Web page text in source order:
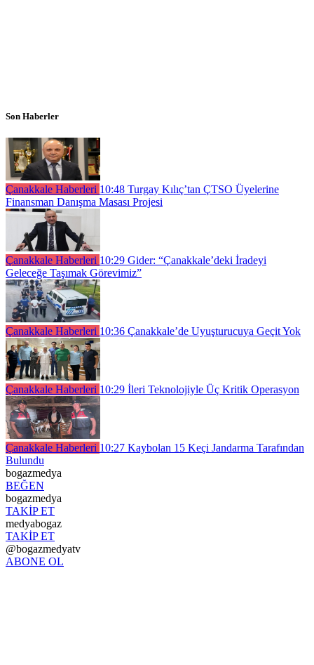
Son Haberler
Çanakkale Haberleri 10:48 Turgay Kılıç’tan ÇTSO Üyelerine
Finansman Danışma Masası Projesi
Çanakkale Haberleri 10:29 Gider: “Çanakkale’deki İradeyi
Geleceğe Taşımak Görevimiz”
Çanakkale Haberleri 10:36 Çanakkale’de Uyuşturucuya Geçit Yok
Çanakkale Haberleri 10:29 İleri Teknolojiyle Üç Kritik Operasyon
Çanakkale Haberleri 10:27 Kaybolan 15 Keçi Jandarma Tarafından
Bulundu
bogazmedya
BEĞEN
bogazmedya
TAKİP ET
medyabogaz
TAKİP ET
@bogazmedyatv
ABONE OL